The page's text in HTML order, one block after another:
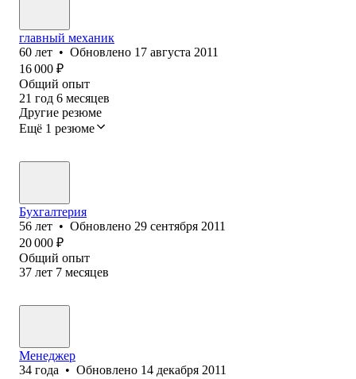
главный механик
60 лет • Обновлено 17 августа 2011
16 000 ₽
Общий опыт
21 год 6 месяцев
Другие резюме
Ещё 1 резюме
Бухгалтерия
56 лет • Обновлено 29 сентября 2011
20 000 ₽
Общий опыт
37 лет 7 месяцев
Менеджер
34 года • Обновлено 14 декабря 2011